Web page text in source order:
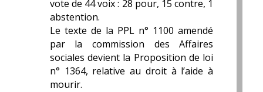
vote de 44 voix : 28 pour, 15 contre, 1
abstention.
Le texte de la PPL n° 1100 amendé
par la commission des Affaires
sociales devient la Proposition de loi
n° 1364, relative au droit à l’aide à
mourir.